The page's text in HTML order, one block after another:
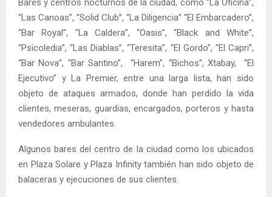
“Las Canoas”, “Solid Club”, “La Diligencia” “El Embarcadero”,
“Bar Royal”, “La Caldera”, “Oasis”, “Black and White”,
“Psicoledia”, “Las Diablas”, “Teresita”, “El Gordo”, “El Capri”,
“Bar Nova”, “Bar Santino”, “Harem”, “Bichos”, Xtabay, “El
Ejecutivo” y La Premier, entre una larga lista, han sido
objeto de ataques armados, donde han perdido la vida
clientes, meseras, guardias, encargados, porteros y hasta
vendedores ambulantes.
Algunos bares del centro de la ciudad como los ubicados
en Plaza Solare y Plaza Infinity también han sido objeto de
balaceras y ejecuciones de sus clientes.